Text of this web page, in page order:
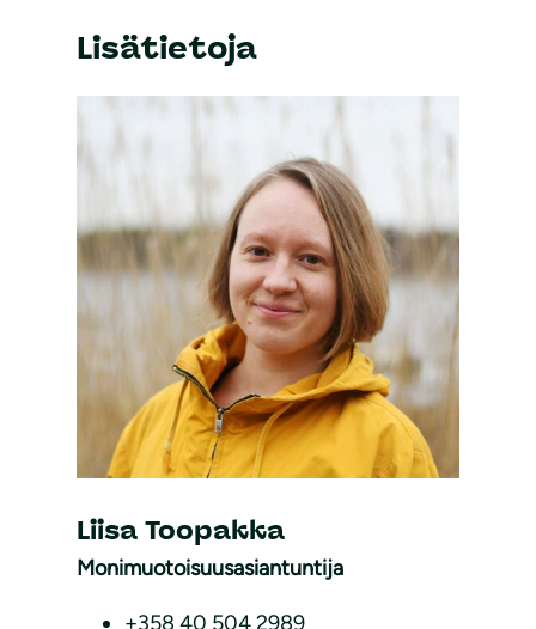
Lisätietoja
Monimuotoisuusasiantuntija
Liisa Toopakka
+358 40 504 2989